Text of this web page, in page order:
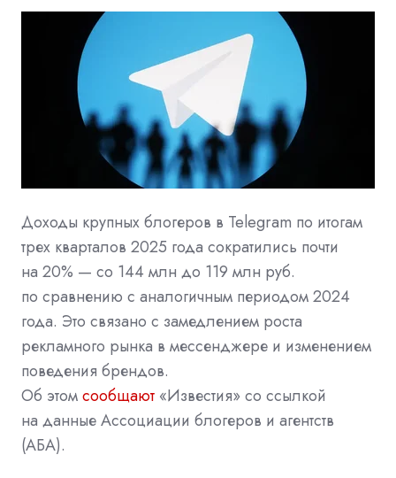
Доходы крупных блогеров в Telegram по итогам
трех кварталов 2025 года сократились почти
на 20% — со 144 млн до 119 млн руб.
по сравнению с аналогичным периодом 2024
года. Это связано с замедлением роста
рекламного рынка в мессенджере и изменением
поведения брендов.
Об этомсообщают «Известия» со ссылкой
на данные Ассоциации блогеров и агентств
(АБА).